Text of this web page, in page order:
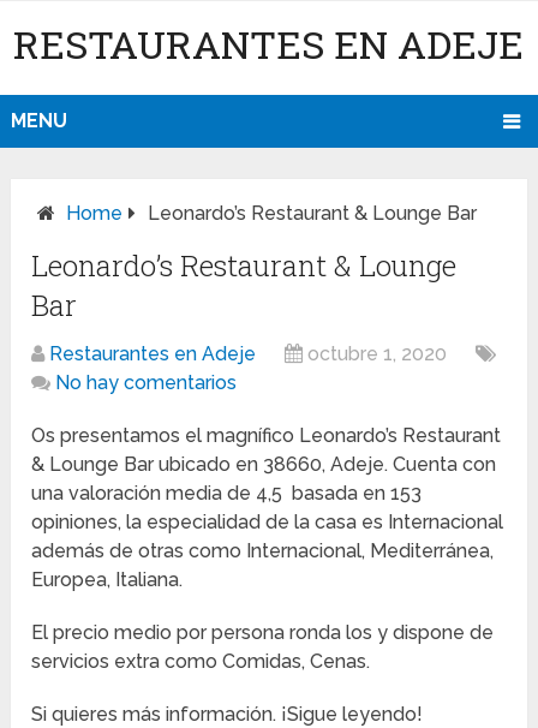
RESTAURANTES EN ADEJE
MENU
Home Leonardo’s Restaurant & Lounge Bar
Leonardo’s Restaurant & Lounge
Bar
Restaurantes en Adeje
octubre 1, 2020
No hay comentarios
Os presentamos el magnífico Leonardo’s Restaurant
& Lounge Bar ubicado en 38660, Adeje. Cuenta con
una valoración media de 4,5 basada en 153
opiniones, la especialidad de la casa es Internacional
además de otras como Internacional, Mediterránea,
Europea, Italiana.
El precio medio por persona ronda los y dispone de
servicios extra como Comidas, Cenas.
Si quieres más información. ¡Sigue leyendo!